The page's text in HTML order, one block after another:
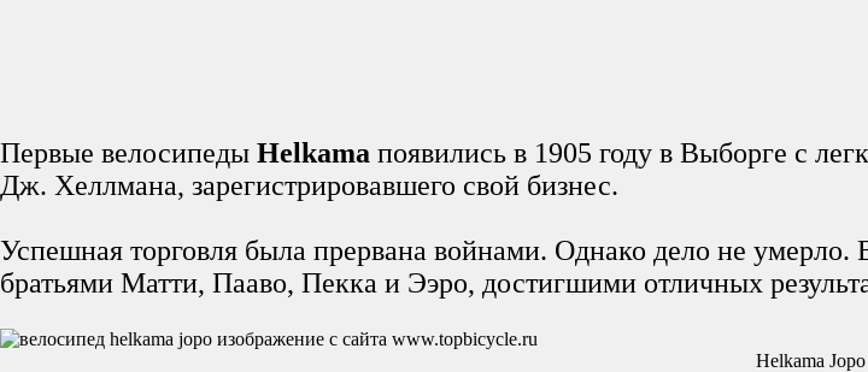
Первые велосипеды Helkama появились в 1905 году в Выборге с
Дж. Хеллмана, зарегистрировавшего свой бизнес.
Успешная торговля была прервана войнами. Однако дело не
братьями Матти, Пааво, Пекка и Ээро, достигшими отличных
Helkama Jopo